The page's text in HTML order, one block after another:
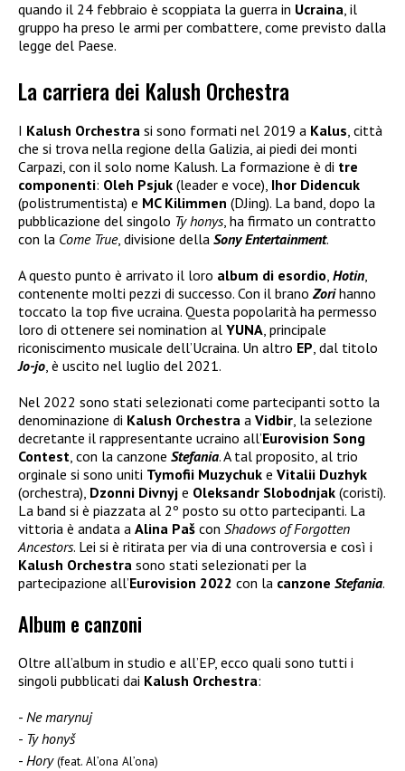
quando il 24 febbraio è scoppiata la guerra in Ucraina , il
gruppo ha preso le armi per combattere, come previsto dalla
legge del Paese.
La carriera dei Kalush Orchestra
I Kalush Orchestra si sono formati nel 2019 a Kalus, città
che si trova nella regione della Galizia, ai piedi dei monti
Carpazi, con il solo nome Kalush. La formazione è di tre
componenti: Oleh Psjuk (leader e voce), Ihor Didencuk
(polistrumentista) e MC Kilimmen (DJing). La band, dopo la
pubblicazione del singolo Ty honys, ha firmato un contratto
con la Come True, divisione della Sony Entertainment.
A questo punto è arrivato il loro album di esordio, Hotin,
contenente molti pezzi di successo. Con il brano Zorihanno
toccato la top five ucraina. Questa popolarità ha permesso
loro di ottenere sei nomination al YUNA, principale
riconiscimento musicale dell’Ucraina. Un altro EP, dal titolo
Jo-jo, è uscito nel luglio del 2021.
Nel 2022 sono stati selezionati come partecipanti sotto la
denominazione di Kalush Orchestra a Vidbir, la selezione
decretante il rappresentante ucraino all’Eurovision Song
Contest, con la canzone Stefania. A tal proposito, al trio
orginale si sono uniti Tymofii Muzychuk e Vitalii Duzhyk
(orchestra), Dzonni Divnyj e Oleksandr Slobodnjak (coristi).
La band si è piazzata al 2º posto su otto partecipanti. La
vittoria è andata a Alina Paš con Shadows of Forgotten
Ancestors. Lei si è ritirata per via di una controversia e così i
Kalush Orchestra sono stati selezionati per la
partecipazione all’Eurovision 2022 con la canzone Stefania.
Album e canzoni
Oltre all’album in studio e all’EP, ecco quali sono tutti i
singoli pubblicati dai Kalush Orchestra:
Ne marynuj
Ty honyš
Hory (feat. Al’ona Al’ona)